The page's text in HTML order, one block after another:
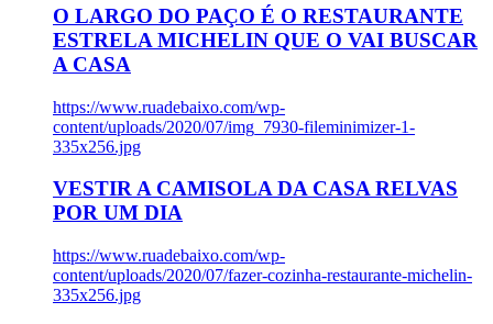
O LARGO DO PAÇO É O RESTAURANTE
ESTRELA MICHELIN QUE O VAI BUSCAR
A CASA
https://www.ruadebaixo.com/wp-
content/uploads/2020/07/img_7930-fileminimizer-1-
335x256.jpg
VESTIR A CAMISOLA DA CASA RELVAS
POR UM DIA
https://www.ruadebaixo.com/wp-
content/uploads/2020/07/fazer-cozinha-restaurante-michelin-
335x256.jpg